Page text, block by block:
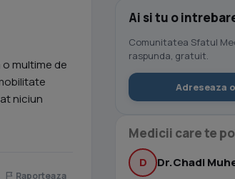
multime de
niciun
Raporteaza
Ai si tu o
Comunitatea Sfatul
raspunda, gratuit.
Adreseaza
Medicii care te
D Dr.Chadi